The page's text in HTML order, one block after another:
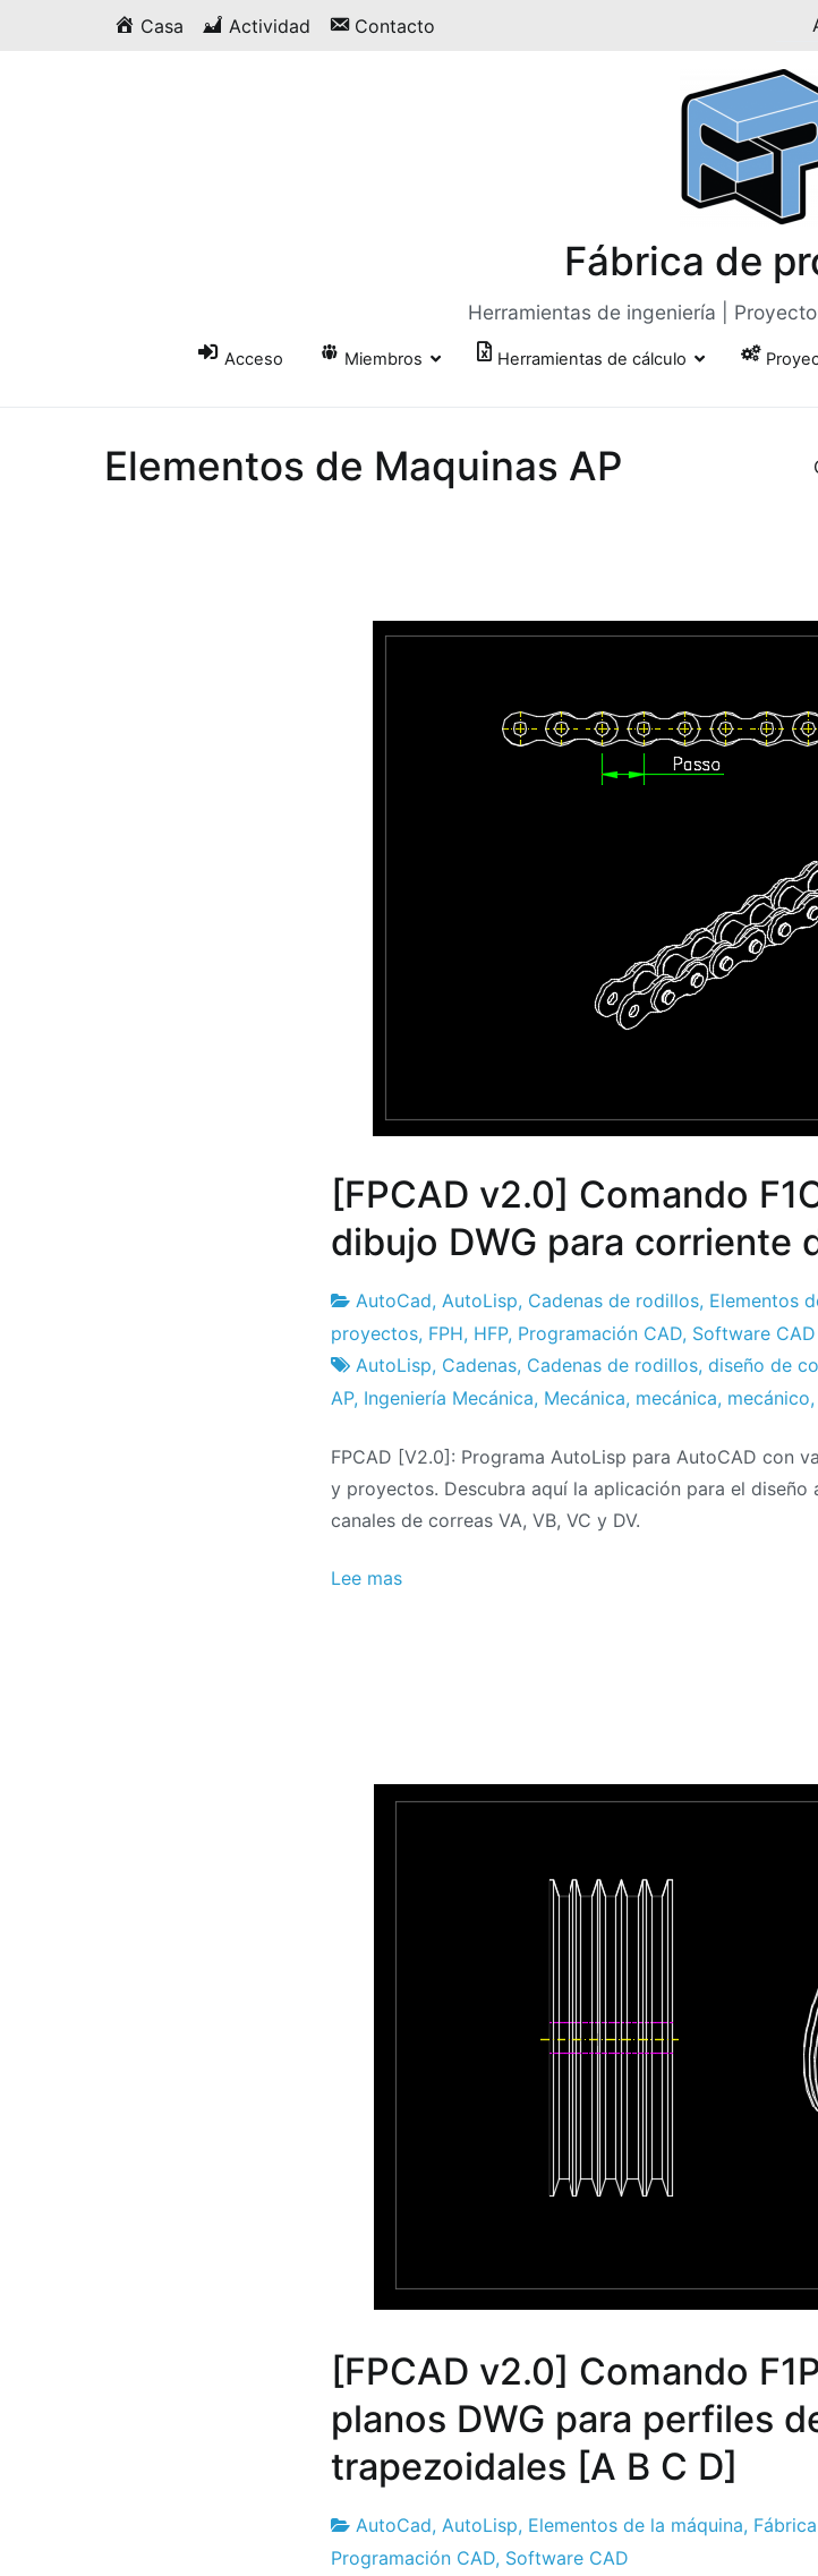
Casa Actividad Contacto
Fábrica de
Herramientas de ingeniería |
Acceso Miembros Herramientas de cálculo
Elementos de Maquinas AP
[FPCAD v2.0] Comando
dibujo DWG para corriente
Fábrica
de
proyectos
25
el
julio
2021
AutoCad, AutoLisp, Cadenas de rodillos, Elementos
proyectos, FPH, HFP, Programación CAD, Software CAD
AutoLisp, Cadenas, Cadenas de rodillos, diseño de
AP, Ingeniería Mecánica, Mecánica, mecánica, mecánico,
FPCAD [V2.0]: Programa AutoLisp para AutoCAD con
y proyectos. Descubra aquí la aplicación para el
canales de correas VA, VB, VC y DV.
Lee mas
[FPCAD v2.0] Comando
planos DWG para perfiles
trapezoidales [A B C D]
Fábrica
22
AutoCad, AutoLisp, Elementos de la máquina,
Programación CAD, Software CAD